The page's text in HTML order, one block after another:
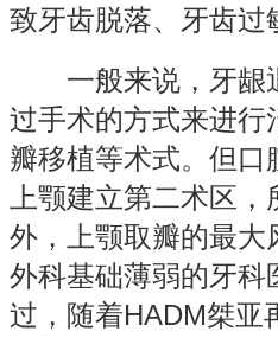
致牙齿脱落、牙齿过
一般来说，牙龈退
过手术的方式来进行
瓣移植等术式。但
上颚建立第二术区
外，上颚取瓣的最大
外科基础薄弱的牙科
过，随着HADM桀亚